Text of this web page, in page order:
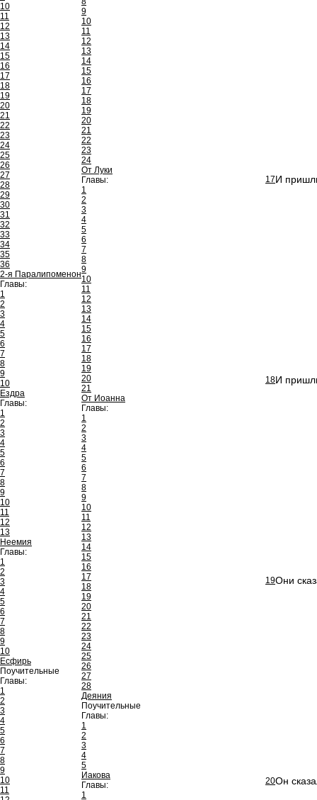
10
11
12
13
14
15
16
17
18
19
20
21
22
23
24
25
26
27
28
29
30
31
32
33
34
35
36
2-я Паралипоменон
Главы:
1
2
3
4
5
6
7
8
9
10
Ездра
Главы:
1
2
3
4
5
6
7
8
9
10
11
12
13
Неемия
Главы:
1
2
3
4
5
6
7
8
9
10
Есфирь
Поучительные
Главы:
1
2
3
4
5
6
7
8
9
10
11
9
10
11
12
13
14
15
16
17
18
19
20
21
22
23
24
От Луки
Главы:
1
2
3
4
5
6
7
8
9
10
11
12
13
14
15
16
17
18
19
20
21
От Иоанна
Главы:
1
2
3
4
5
6
7
8
9
10
11
12
13
14
15
16
17
18
19
20
21
22
23
24
25
26
27
28
Деяния
Поучительные
Главы:
1
2
3
4
5
Иакова
Главы:
1
17И
18И
19Они
20Он